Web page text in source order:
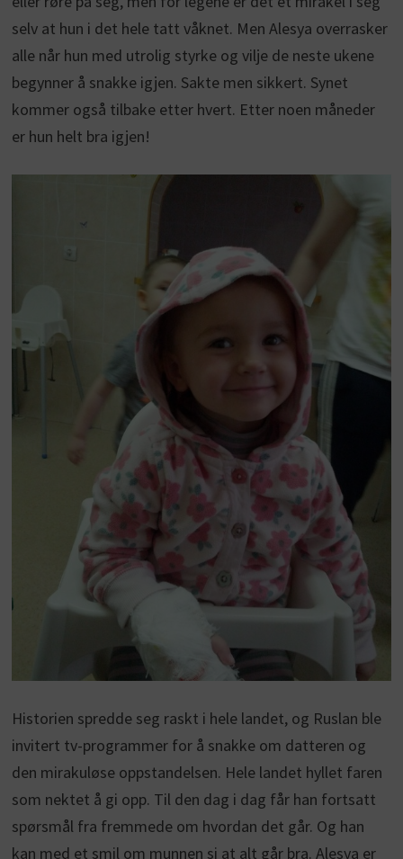
selv at hun i det hele tatt våknet. Men Alesya overrasker
alle når hun med utrolig styrke og vilje de neste ukene
begynner å snakke igjen. Sakte men sikkert. Synet
kommer også tilbake etter hvert. Etter noen måneder
er hun helt bra igjen!
Historien spredde seg raskt i hele landet, og Ruslan ble
invitert tv-programmer for å snakke om datteren og
den mirakuløse oppstandelsen. Hele landet hyllet faren
som nektet å gi opp. Til den dag i dag får han fortsatt
spørsmål fra fremmede om hvordan det går. Og han
kan med et smil om munnen si at alt går bra. Alesya er